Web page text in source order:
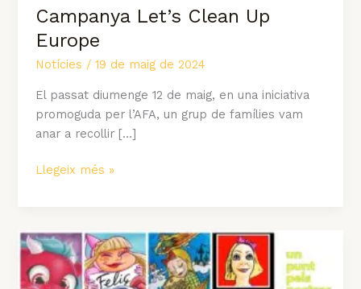
Campanya Let’s Clean Up
Europe
Notícies /19 de maig de 2024
El passat diumenge 12 de maig, en una iniciativa
promoguda per l’AFA, un grup de famílies vam
anar a recollir […]
Llegeix més »
Punts
de
Llibre